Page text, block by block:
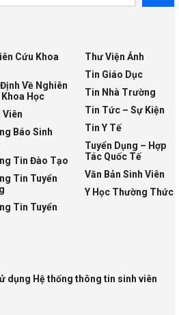
Cứu Khoa
Về Nghiên
Học
Viên
Báo Sinh
Tin Đào Tạo
Tin Tuyển
Tin Tuyển
Thư Viện Ảnh
Tin Giáo Dục
Tin Nhà Trường
Tin Tức – Sự Kiện
Tin Y Tế
Tuyển Dụng – Hợp
Tác Quốc Tế
Văn Bản Sinh Viên
Y Học Thường Thức
dụng Hệ thống thông tin sinh viên